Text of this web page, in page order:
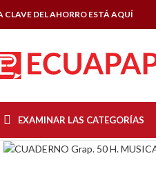
CLAVE DEL AHORRO ESTÁ AQUÍ
EXAMINAR LAS CATEGORÍAS